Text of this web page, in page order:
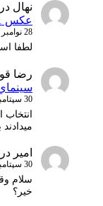
نهال در
عکس 1
28 نوامبر 2025
لطفا
رضا
30 سپتامبر 2025
امیر در
30 سپتامبر 2025
سلام
خیر؟